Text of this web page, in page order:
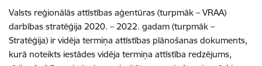
Valsts reģionālās attīstības aģentūras (turpmāk – VRAA)
darbības stratēģija 2020. – 2022. gadam (turpmāk –
Stratēģija) ir vidēja termiņa attīstības plānošanas dokuments,
kurā noteikts iestādes vidēja termiņa attīstība redzējums,